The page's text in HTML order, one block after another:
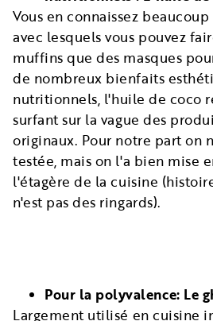
Vous en connaissez
avec lesquels vous pouvez
muffins que des masques
de nombreux bienfaits
nutritionnels, l'huile de coco
surfant sur la vague des
originaux. Pour notre part on
testée, mais on l'a bien mise
l'étagère de la cuisine
n'est pas des ringards).
Pour la polyvalence: Le
Largement utilisé en cuisine